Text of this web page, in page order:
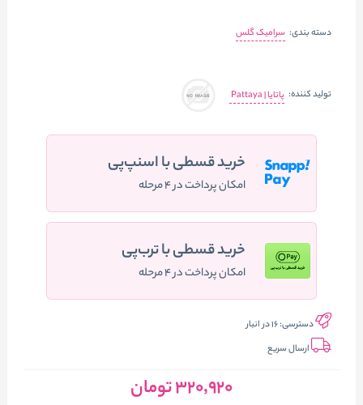
دسته بندی: سرامیک گلس
تولید کننده: پاتايا | Pattaya
خرید قسطی با اسنپ‌پی
امکان پرداخت در ۴ مرحله
خرید قسطی با ترب‌پی
امکان پرداخت در ۴ مرحله
دسترسی:16 در انبار
ارسال سریع
320٬920تومان